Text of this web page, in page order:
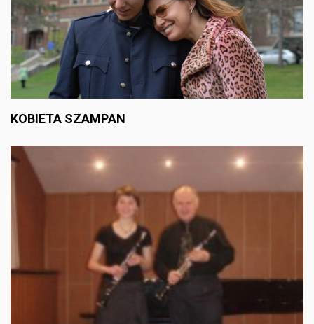
KOBIETA SZAMPAN